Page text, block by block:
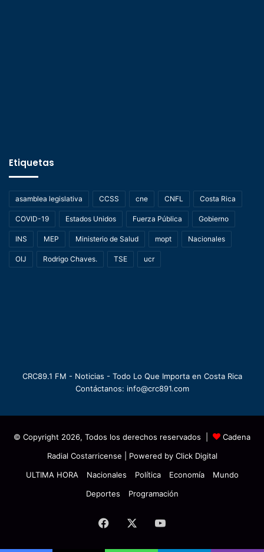
Etiquetas
asamblea legislativa CCSS cne CNFL Costa Rica
COVID-19 Estados Unidos Fuerza Pública Gobierno
INS MEP Ministerio de Salud mopt Nacionales
OIJ Rodrigo Chaves. TSE ucr
CRC89.1 FM - Noticias - Todo Lo Que Importa en Costa Rica
Contáctanos: info@crc891.com
© Copyright 2026, Todos los derechos reservados |
Cadena
Radial Costarricense | Powered by Click Digital
ULTIMA HORA
Nacionales Política Economía
Mundo
Deportes
Programación
Facebook YouTube